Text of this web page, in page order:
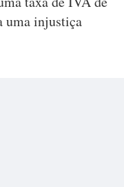
uma injustiça